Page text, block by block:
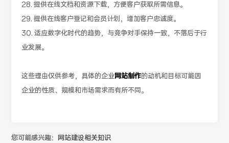
28. 提供在线文档和资源下载，方便客户获取所需信息。
29. 提供在线客户登记和会员计划，增加客户忠诚度。
30. 适应数字化时代的趋势，与竞争对手保持一致，不落后于行
业发展。
这些理由仅供参考，具体的企业网站制作的动机和目标可能因
企业的性质、规模和市场需求而有所不同。
您可能感兴趣： 网站建设相关知识